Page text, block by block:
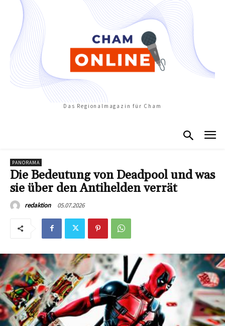
Das Regionalmagazin für Cham
PANORAMA
Die Bedeutung von Deadpool und was
sie über den Antihelden verrät
redaktion 05.07.2026